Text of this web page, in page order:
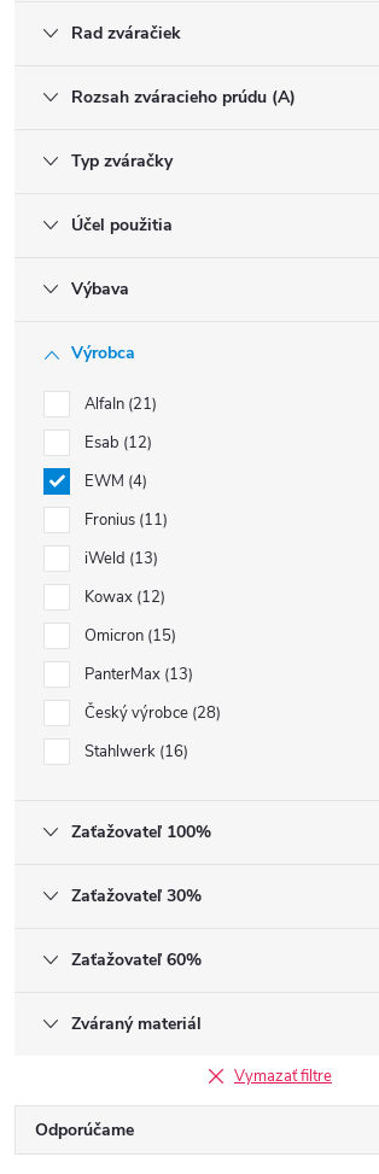
Rad zváračiek
Rozsah zváracieho prúdu (A)
Typ zváračky
Účel použitia
Výbava
Výrobca
AlfaIn 21
Esab 12
EWM 4
Fronius 11
iWeld 13
Kowax 12
Omicron 15
PanterMax 13
Český výrobce 28
Stahlwerk 16
Zaťažovateľ 100%
Zaťažovateľ 30%
Zaťažovateľ 60%
Zváraný materiál
Vymazať filtre
Radenie
Odporúčame